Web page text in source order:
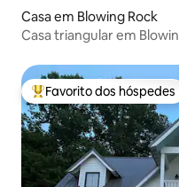
Casa em Blowing Rock
Casa triangular em
Favoritos dos hóspedes
Favorito dos hóspedes